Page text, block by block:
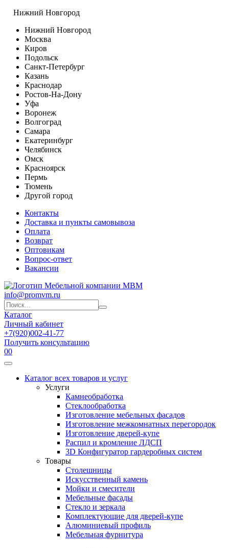
Нижний Новгород
Нижний Новгород
Москва
Киров
Подольск
Санкт-Петербург
Казань
Краснодар
Ростов-На-Дону
Уфа
Воронеж
Волгоград
Самара
Екатеринбург
Челябинск
Омск
Красноярск
Пермь
Тюмень
Другой город
Контакты
Доставка и пункты самовывоза
Оплата
Возврат
Оптовикам
Вопрос-ответ
Вакансии
info@promvm.ru
Каталог
Личный кабинет
+7(920)002-41-77
Получить консультацию
00
Каталог всех товаров и услуг
Услуги
Камнеобработка
Стеклообработка
Изготовление мебельных фасадов
Изготовление межкомнатных перегородок
Изготовление дверей-купе
Распил и кромление ЛДСП
3D Конфигуратор гардеробных систем
Товары
Столешницы
Искусственный камень
Мойки и смесители
Мебельные фасады
Стекло и зеркала
Комплектующие для дверей-купе
Алюминиевый профиль
Мебельная фурнитура